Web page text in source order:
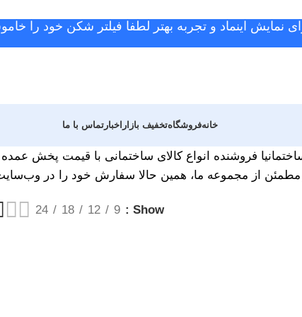
نمایش اینماد و تجربه بهتر لطفا فیلتر شکن خود را
خانهفروشگاهتخفیف بازار اخبار تماس با ما
فروشنده انواع کالای ساختمانی با قیمت پخش
از مجموعه ما، همین حالا سفارش خود را در وب‌سایت
Show
9
12
18
24